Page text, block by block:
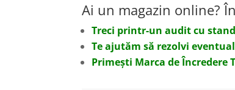
Ai un magazin online?
Treci printr-un audit cu
Te ajutăm să rezolvi
Primești Marca de Încredere